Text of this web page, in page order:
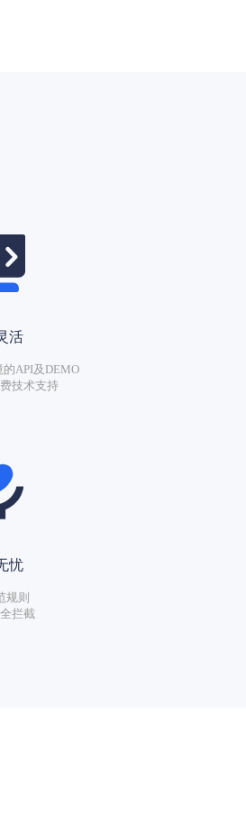
活
API及DEMO
技术支持
忧
规则
拦截